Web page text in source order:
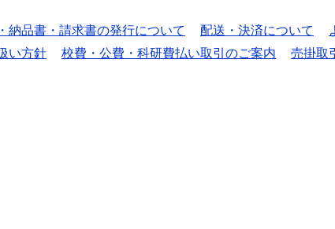
納品書・請求書の発行について 配送・決済について
い方針 校費・公費・科研費払い取引のご案内 売掛取